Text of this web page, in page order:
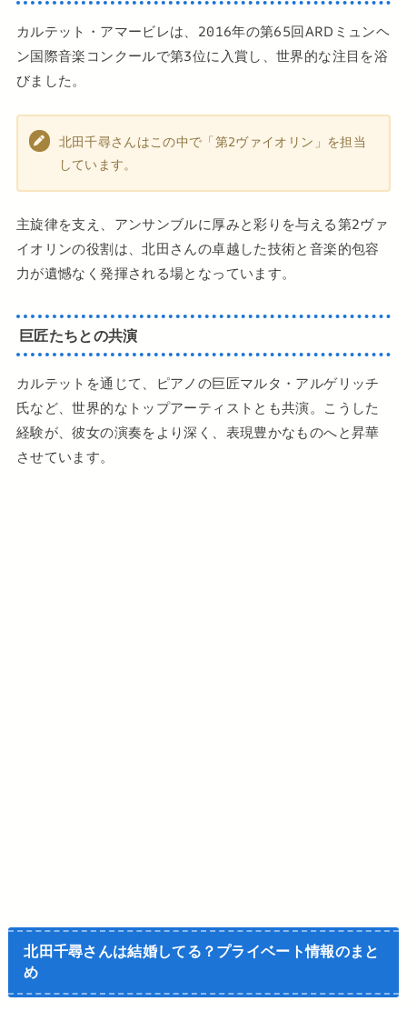
カルテット・アマービレは、2016年の第65回ARDミュンヘ
ン国際音楽コンクールで第3位に入賞し、世界的な注目を浴
びました。
北田千尋さんはこの中で「第2ヴァイオリン」を担当
しています。
主旋律を支え、アンサンブルに厚みと彩りを与える第2ヴァ
イオリンの役割は、北田さんの卓越した技術と音楽的包容
力が遺憾なく発揮される場となっています。
巨匠たちとの共演
カルテットを通じて、ピアノの巨匠マルタ・アルゲリッチ
氏など、世界的なトップアーティストとも共演。こうした
経験が、彼女の演奏をより深く、表現豊かなものへと昇華
させています。
北田千尋さんは結婚してる？プライベート情報のまと
め